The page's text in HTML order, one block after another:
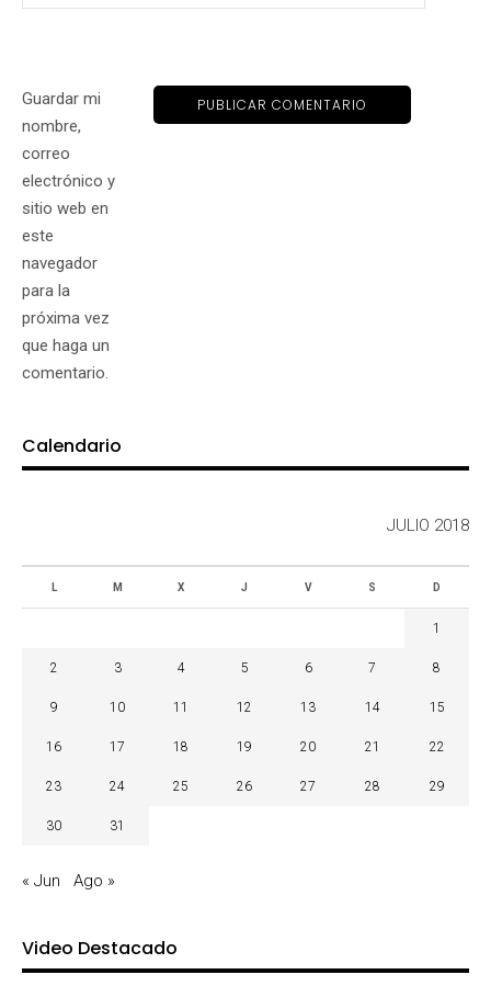
Guardar mi
nombre,
correo
electrónico y
sitio web en
este
navegador
para la
próxima vez
que haga un
comentario.
Calendario
JULIO 2018
L M X J V S D
1
2 3 4 5 6 7 8
9 10 11 12 13 14 15
16 17 18 19 20 21 22
23 24 25 26 27 28 29
30 31
« Jun Ago »
Video Destacado